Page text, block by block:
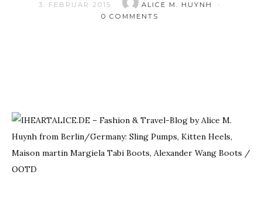
3. FEBRUAR 2015
ALICE M. HUYNH
0 COMMENTS